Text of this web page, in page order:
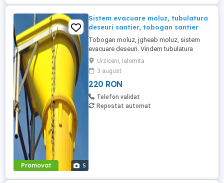
Promovat 5
Sistem evacuare moluz, tubulatura
deseuri santier, tobogan santier
Tobogan moluz, jgheab moluz, sistem
evacuare deseuri. Vindem tubulatura
evacuare moluz. Sistemul de evacuare
moloz este compus din: - elemente
tobogan prevazute cu lanturi de prindere -
palnie evacuare moloz - suport metalic
Pret pentru 1 element de tobogan din PVC
prevazut cu doua lanturi de prindere ...
Urziceni, Ialomita
3 august
220 RON
Telefon validat
Repostat automat